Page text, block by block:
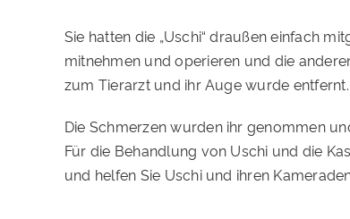
Sie hatten die „Uschi“ draußen einfach
mitnehmen und operieren und die
zum Tierarzt und ihr Auge wurde entfernt.
Die Schmerzen wurden ihr genommen
Für die Behandlung von Uschi und die
und helfen Sie Uschi und ihren